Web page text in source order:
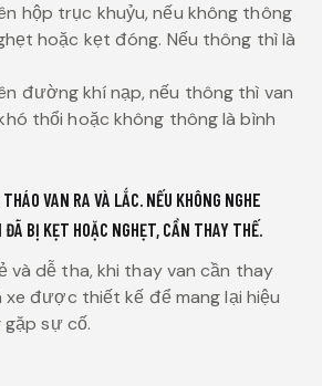
hộp trục khuỷu, nếu không thông
hoặc kẹt đóng. Nếu thông thì là
đường khí nạp, nếu thông thì van
thổi hoặc không thông là bình
VAN RA VÀ LẮC. NẾU KHÔNG NGHE
BỊ KẸT HOẶC NGHẸT, CẦN THAY THẾ.
và dễ tha, khi thay van cần thay
xe được thiết kế để mang lại hiệu
gặp sự cố.